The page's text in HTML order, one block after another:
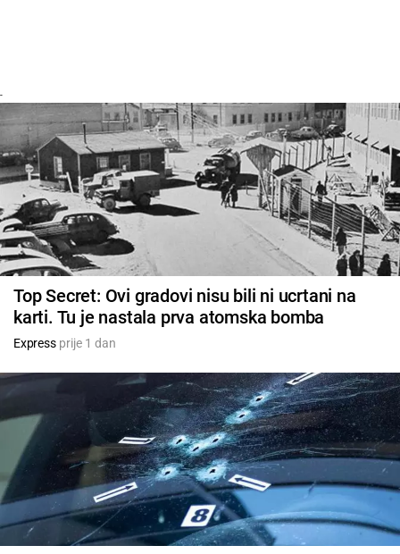
-
Top Secret: Ovi gradovi nisu bili ni ucrtani na
karti. Tu je nastala prva atomska bomba
Expressprije 1 dan